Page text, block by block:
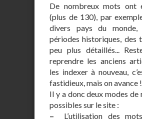
De nombreux mots ont
(plus de 130), par
divers pays du monde,
périodes historiques, des
peu plus détaillés...
reprendre les anciens
les indexer à nouveau,
fastidieux, mais on avance !
Il y a donc deux modes de
possibles sur le site :
– L’utilisation des